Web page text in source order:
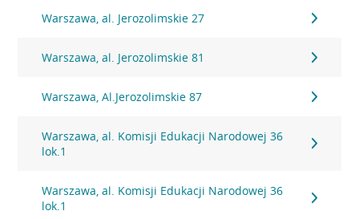
Warszawa, al. Jerozolimskie 27
Warszawa, al. Jerozolimskie 81
Warszawa, Al.Jerozolimskie 87
Warszawa, al. Komisji Edukacji Narodowej 36
lok.1
Warszawa, al. Komisji Edukacji Narodowej 36
lok.1